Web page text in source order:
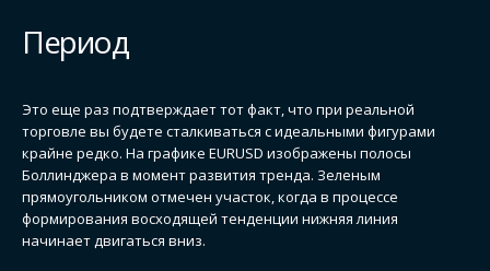
Период
Это еще раз подтверждает тот факт, что при реальной
торговле вы будете сталкиваться с идеальными фигурами
крайне редко. На графике EURUSD изображены полосы
Боллинджера в момент развития тренда. Зеленым
прямоугольником отмечен участок, когда в процессе
формирования восходящей тенденции нижняя линия
начинает двигаться вниз.